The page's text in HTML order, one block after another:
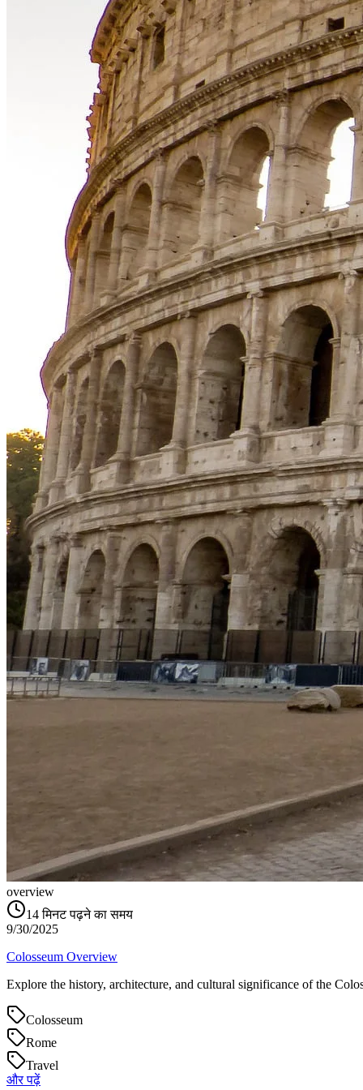
overview
14 मिनट पढ़ने का समय
9/30/2025
Colosseum Overview
Explore the history, architecture, and cultural significance of the
Colosseum
Rome
Travel
और पढ़ें